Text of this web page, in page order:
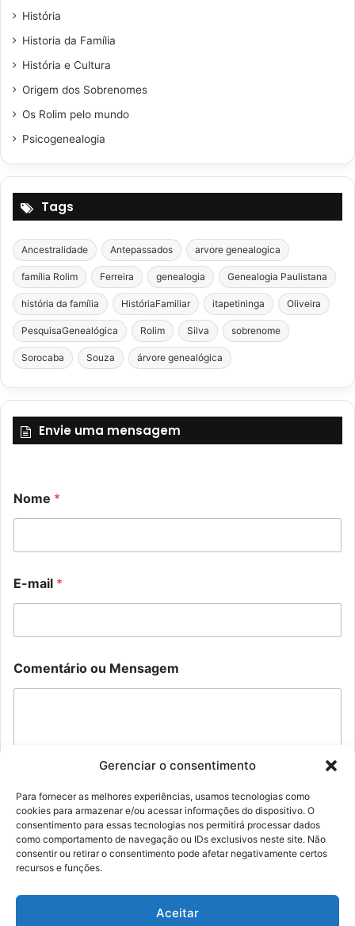
Gerenciar o consentimento
Para fornecer as melhores experiências, usamos tecnologias como
cookies para armazenar e/ou acessar informações do dispositivo. O
consentimento para essas tecnologias nos permitirá processar dados
como comportamento de navegação ou IDs exclusivos neste site. Não
consentir ou retirar o consentimento pode afetar negativamente certos
recursos e funções.
Aceitar
História
Historia da Família
História e Cultura
Origem dos Sobrenomes
Os Rolim pelo mundo
Psicogenealogia
Tags
Ancestralidade Antepassados arvore genealogica
família Rolim Ferreira genealogia Genealogia Paulistana
história da família HistóriaFamiliar itapetininga Oliveira
PesquisaGenealógica Rolim Silva sobrenome
Sorocaba Souza árvore genealógica
Envie uma mensagem
Nome *
E-mail *
o
m
á
o
o
u
E
-
m
u
o
m
Comentário ou Mensagem
Enviar